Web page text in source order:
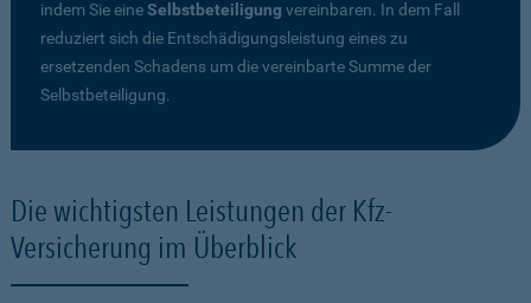
indem Sie eineSelbstbeteiligung vereinbaren. In dem Fall
reduziert sich die Entschädigungsleistung eines zu
ersetzenden Schadens um die vereinbarte Summe der
Selbstbeteiligung.
Die wichtigsten Leistungen der Kfz-
Versicherung im Überblick